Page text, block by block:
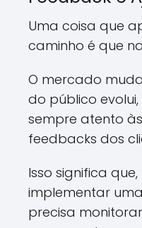
Uma coisa que
caminho é que
O mercado
do público
sempre atento
feedbacks dos
Isso significa
implementar
precisa